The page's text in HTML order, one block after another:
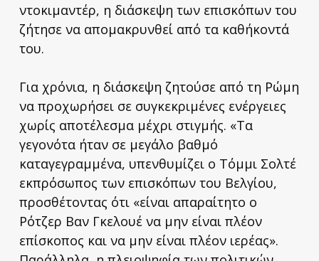
ντοκιμαντέρ, η διάσκεψη των επισκόπων του
ζήτησε να απομακρυνθεί από τα καθήκοντά
του.
Για χρόνια, η διάσκεψη ζητούσε από τη Ρώμη
να προχωρήσει σε συγκεκριμένες ενέργειες
χωρίς αποτέλεσμα μέχρι στιγμής. «Τα
γεγονότα ήταν σε μεγάλο βαθμό
καταγεγραμμένα, υπενθυμίζει ο Τόμμι Σολτέ
εκπρόσωπος των επισκόπων του Βελγίου,
προσθέτοντας ότι «είναι απαραίτητο ο
Ρότζερ Βαν Γκελουέ να μην είναι πλέον
επίσκοπος και να μην είναι πλέον ιερέας».